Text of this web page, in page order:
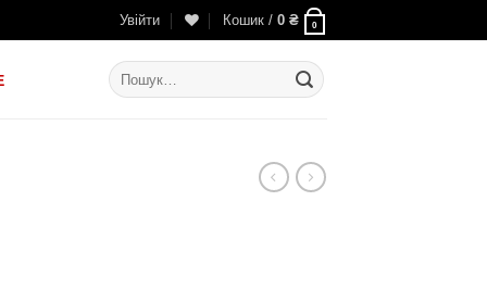
Увійти Кошик / 0 ₴ 0
Шукати: